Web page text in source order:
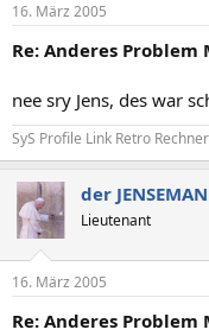
16. März 2005
Re: Anderes Problem
nee sry Jens, des war
SyS Profile Link Retro
der
Lieutenant
16. März 2005
Re: Anderes Problem